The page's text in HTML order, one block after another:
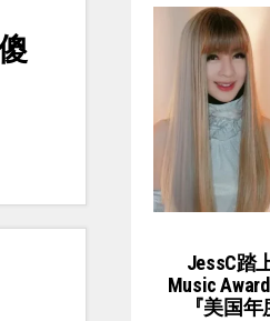
JessC踏
Music
『美国